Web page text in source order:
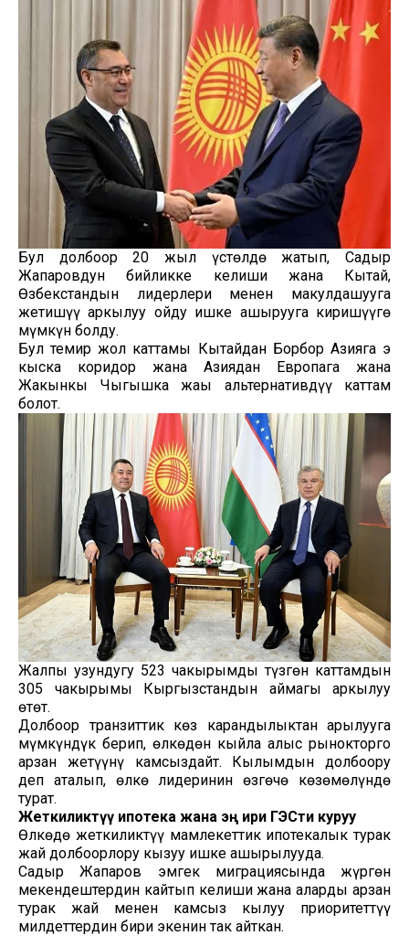
Бул долбоор 20 жыл үстөлдө жатып, Садыр
Жапаровдун бийликке келиши жана Кытай,
Өзбекстандын лидерлери менен макулдашууга
жетишүү аркылуу ойду ишке ашырууга киришүүгө
мүмкүн болду.
Бул темир жол каттамы Кытайдан Борбор Азияга эң
кыска коридор жана Азиядан Европага жана
Жакынкы Чыгышка жаңы альтернативдүү каттам
болот.
Жалпы узундугу 523 чакырымды түзгөн каттамдын
305 чакырымы Кыргызстандын аймагы аркылуу
өтөт.
Долбоор транзиттик көз карандылыктан арылууга
мүмкүндүк берип, өлкөдөн кыйла алыс рынокторго
арзан жетүүнү камсыздайт. Кылымдын долбоору
деп аталып, өлкө лидеринин өзгөчө көзөмөлүндө
турат.
Жеткиликтүү ипотека жана эң ири ГЭСти куруу
Өлкөдө жеткиликтүү мамлекеттик ипотекалык турак
жай долбоорлору кызуу ишке ашырылууда.
Садыр Жапаров эмгек миграциясында жүргөн
мекендештердин кайтып келиши жана аларды арзан
турак жай менен камсыз кылуу приоритеттүү
милдеттердин бири экенин так айткан.